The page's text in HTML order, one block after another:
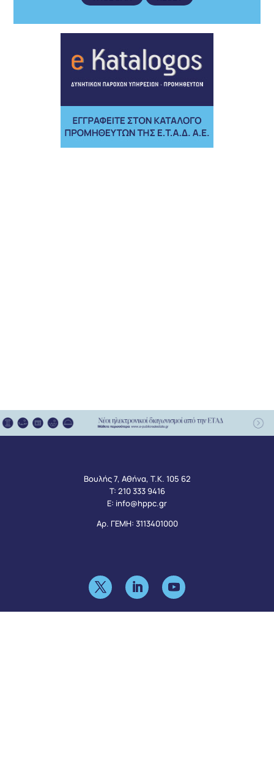
Βουλής 7, Αθήνα, Τ.Κ. 105 62
Τ: 210 333 9416
Ε: info@hppc.gr
Αρ. ΓΕΜΗ: 3113401000